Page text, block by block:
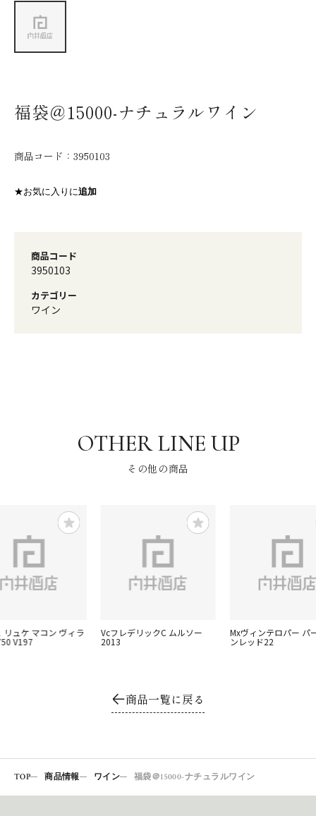
福袋＠15000-ナチュラルワイン
商品コード： 3950103
★お気に入りに追加
商品コード
3950103
カテゴリー
ワイン
その他の商品
リュケ マコン ヴィラ
V197
VcフレデリックC ムルソー
2013
Mxヴィンテロパー パ
ンレッド22
商品一覧に戻る
TOP 商品情報 ワイン 福袋＠15000-ナチュラルワイン